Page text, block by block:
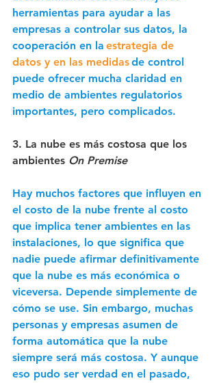
herramientas para ayudar a las
empresas a controlar sus datos, la
cooperación en la estrategia de
datos y en las medidasde control
puede ofrecer mucha claridad en
medio de ambientes regulatorios
importantes, pero complicados.
3. La nube es más costosa que los
ambientes On Premise
Hay muchos factores que influyen en
el costo de la nube frente al costo
que implica tener ambientes en las
instalaciones, lo que significa que
nadie puede afirmar definitivamente
que la nube es más económica o
viceversa. Depende simplemente de
cómo se use. Sin embargo, muchas
personas y empresas asumen de
forma automática que la nube
siempre será más costosa. Y aunque
eso pudo ser verdad en el pasado,